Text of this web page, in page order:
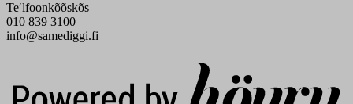
Teʹlfoonkõõskõs
010 839 3100
info@samediggi.fi